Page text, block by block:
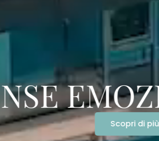
Scopri di più